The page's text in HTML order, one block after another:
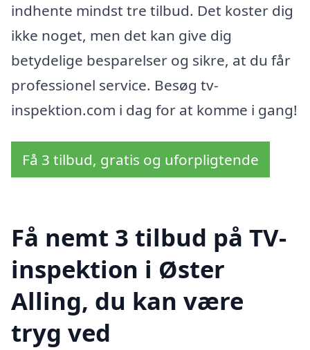
indhente mindst tre tilbud. Det koster dig
ikke noget, men det kan give dig
betydelige besparelser og sikre, at du får
professionel service. Besøg tv-
inspektion.com i dag for at komme i gang!
Få 3 tilbud, gratis og uforpligtende
Få nemt 3 tilbud på TV-
inspektion i Øster
Alling, du kan være
tryg ved